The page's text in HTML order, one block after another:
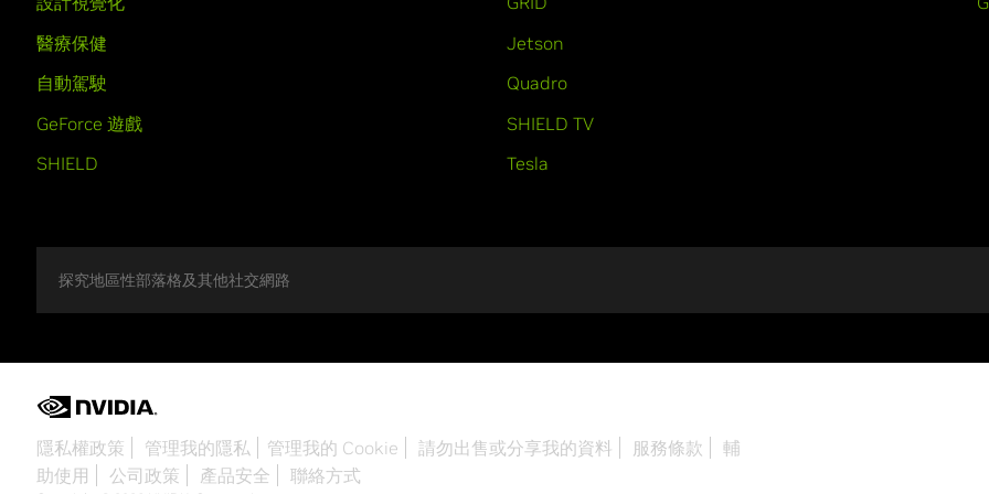
醫療保健
自動駕駛
GeForce 遊戲
SHIELD
Jetson
Quadro
SHIELD TV
Tesla
探究地區性部落格及其他社交網路
隱私權政策 管理我的隱私 管理我的 Cookie 請勿出售或分享我的資料 服務條款
輔
助使用
公司政策 產品安全 聯絡方式